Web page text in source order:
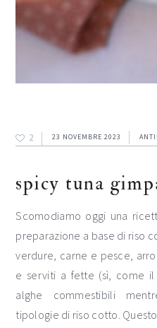
2 23 NOVEMBRE 2023
spicy tuna
Scomodiamo oggi una
preparazione a base di riso
verdure, carne e pesce,
e serviti a fette (sì, come il
alghe commestibili
tipologie di riso cotto.